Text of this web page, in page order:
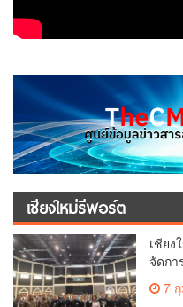
เชียงใหม่รีพอร์ต
เชีย
จัดกา
นายอ
การม
7